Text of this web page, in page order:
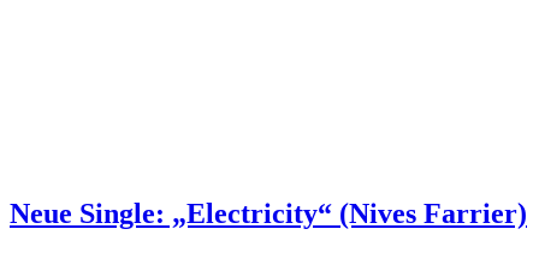
Neue Single: „Electricity“ (Nives Farrier)